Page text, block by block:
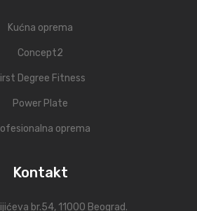
Kućna oprema
Concept2
Degree Fitness
Power Plate
oprema
Kontakt
br.54, 11000 Beograd.